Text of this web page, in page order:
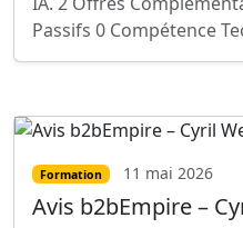
Passifs 0 Compétence
Formation 11 mai 2026
Avis b2bEmpire –